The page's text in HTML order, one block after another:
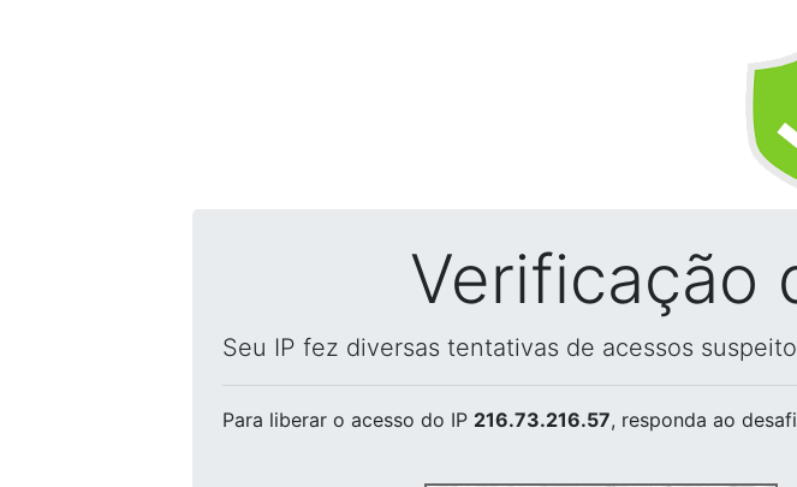
Verificação
Seu IP fez diversas tentativas de acessos
Para liberar o acesso do IP 216.73.216.57, responda ao